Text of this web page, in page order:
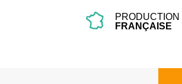
PRODUCTION
FRANÇAISE